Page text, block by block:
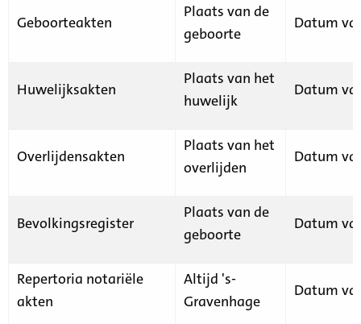
Geboorteakten
Plaats van de
geboorte
Datum
Huwelijksakten
Plaats van het
huwelijk
Datum
Overlijdensakten
Plaats van het
overlijden
Datum
Bevolkingsregister
Plaats van de
geboorte
Datum
Repertoria notariële
akten
Altijd 's-
Gravenhage
Datum